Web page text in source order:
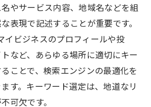
やサービス内容、地域名などを組
表現で記述することが重要です。
イビジネスのプロフィールや投
など、あらゆる場所に適切にキー
ことで、検索エンジンの最適化を
す。キーワード選定は、地道なリ
可欠です。